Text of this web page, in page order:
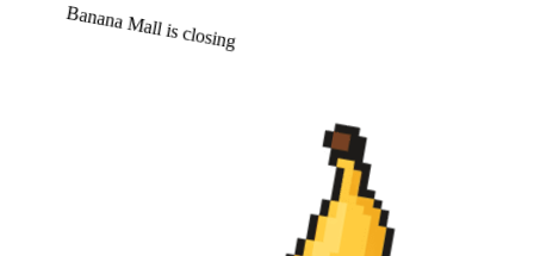
Banana Mall is closing